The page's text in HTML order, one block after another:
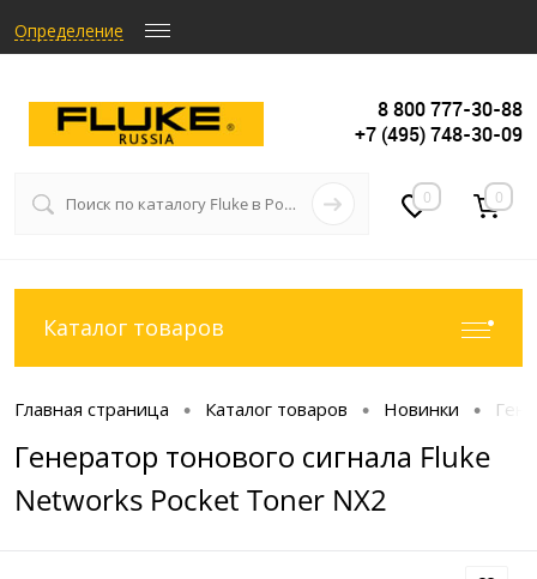
Определение
8 800 777-30-88
+7 (495) 748-30-09
0 0
Каталог товаров
Главная страница • Каталог товаров • Новинки •
Генератор тонового сигнала Fluke
Networks Pocket Toner NX2